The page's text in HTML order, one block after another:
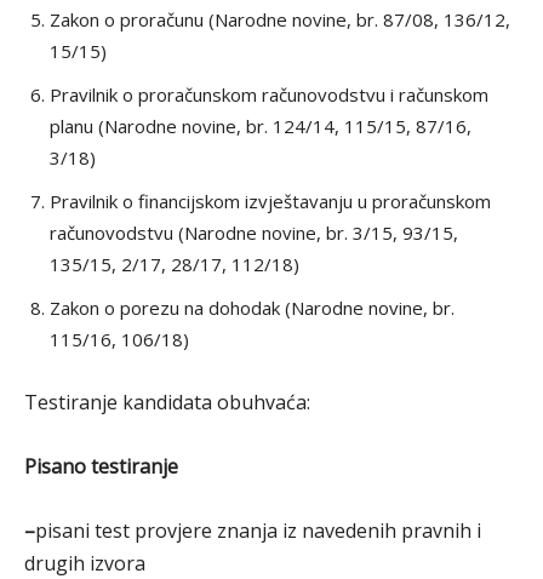
Zakon o proračunu (Narodne novine, br. 87/08, 136/12,
15/15)
Pravilnik o proračunskom računovodstvu i računskom
planu (Narodne novine, br. 124/14, 115/15, 87/16,
3/18)
Pravilnik o financijskom izvještavanju u proračunskom
računovodstvu (Narodne novine, br. 3/15, 93/15,
135/15, 2/17, 28/17, 112/18)
Zakon o porezu na dohodak (Narodne novine, br.
115/16, 106/18)
Testiranje kandidata obuhvaća:
Pisano testiranje
–pisani test provjere znanja iz navedenih pravnih i
drugih izvora